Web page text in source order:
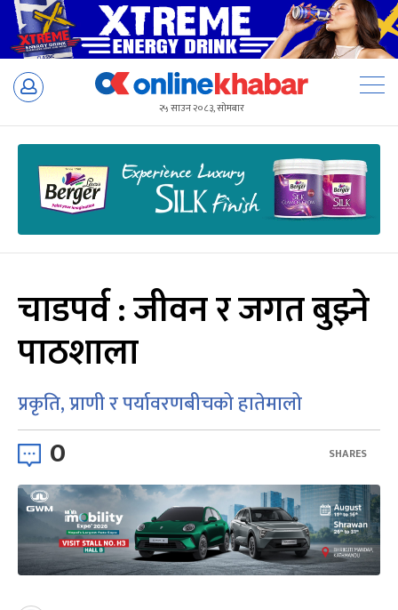
Skip
२५ साउन २०८३, सोमबार
चाडपर्व : जीवन र जगत बुझ्ने
पाठशाला
प्रकृति, प्राणी र पर्यावरणबीचको हातेमालो
0 SHARES